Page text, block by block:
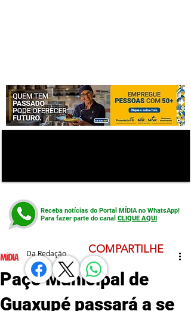
Receba notícias do Portal MÍDIA no WhatsApp!
Para fazer parte do canal CLIQUE AQUI
Paço Municipal de
Guaxupé passará a se
Da Redação COMPARTILHE